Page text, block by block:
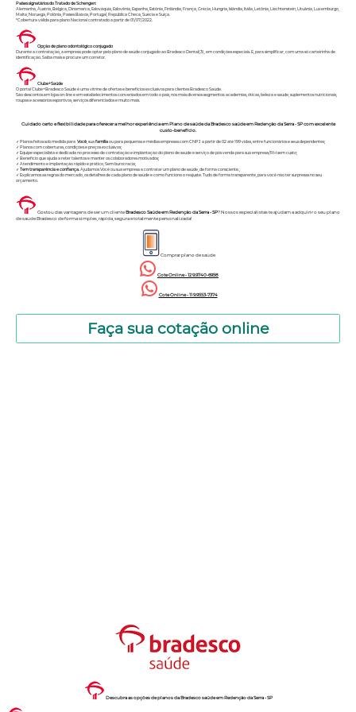
Países signatários do Tratado de Schengen:
Alemanha, Áustria, Bélgica, Dinamarca, Eslováquia, Eslovênia, Espanha, Estônia, Finlândia, França, Grécia, Hungria, Islândia, Itália, Letônia, Liechtenstein, Lituânia, Luxemburgo,
Malta, Noruega, Polônia, Países Baixos, Portugal, República Checa, Suécia e Suíça.
*Cobertura válida para plano Nacional contratado a partir de 01/07/2022.
Opção de plano odontológico conjugado
Durante a contratação, a empresa pode optar pelo plano de saúde conjugado ao Bradesco Dental(3), em condições especiais. E, para simplificar, com uma só carteirinha de
identificação. Saiba maise procure um corretor.
Clube+Saúde
O portal Clube+Bradesco Saúde é uma vitrine de ofertas e benefícios exclusivos para clientes Bradesco Saúde.
São descontos em lojas on-line e em estabelecimentos conveniados em todo o país, nos mais diversos segmentos: academias, óticas, beleza e saúde, suplementos nutricionais,
roupas e acessórios esportivos, serviços diferenciados e muito mais.
Cuidado certo e flexibilidade para oferecer a melhor experiência em Plano de saúde da Bradesco saúde em Redenção da Serra - SP com excelente
custo-benefício.
✓ Planos feitos sob medida para Você, suafamíliaou para pequenas e médias empresas com CNPJ a partir de 02 até 199 vidas, entre funcionários e seus dependentes;
✓ Planos com coberturas, condições e preços exclusivos;
✓ Equipe especialista e dedicada no processo de contratação e implantação do plano de saúde e serviço de pós venda para sua empresa/RH sem custo;
✓ Benefício que ajuda a reter talentos e manter os colaboradores motivados;
✓ Atendimento e implantação rápido e prático, Sem burocracia;
✓ Tem transparência e confiança. Ajudamos Você ou sua empresa a contratar um plano de saúde, de forma consciente.;
✓ Explicamos as regras do mercado, os detalhes de cada plano de saúde e como funciona o reajuste. Tudo de forma transparente, para você não ter surpresas no seu
orçamento.
Gostou das vantagens de ser um clienteBradesco Saúde em Redenção da Serra - SP? Nossos especialistas te ajudam a adquirir o seu plano
de saúde Bradesco de forma simples, rápida, segura e totalmente personalizada!
Comprar plano de saúde
Cote Online - 12 9.9740-6958
Cote Online - 11 9.9553-7374
Faça sua cotação online
Descubra as opções de planos da Bradesco saúde em Redenção da Serra - SP